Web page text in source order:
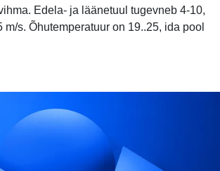
Edela- ja läänetuul tugevneb 4-10,
m/s. Õhutemperatuur on 19..25, ida pool